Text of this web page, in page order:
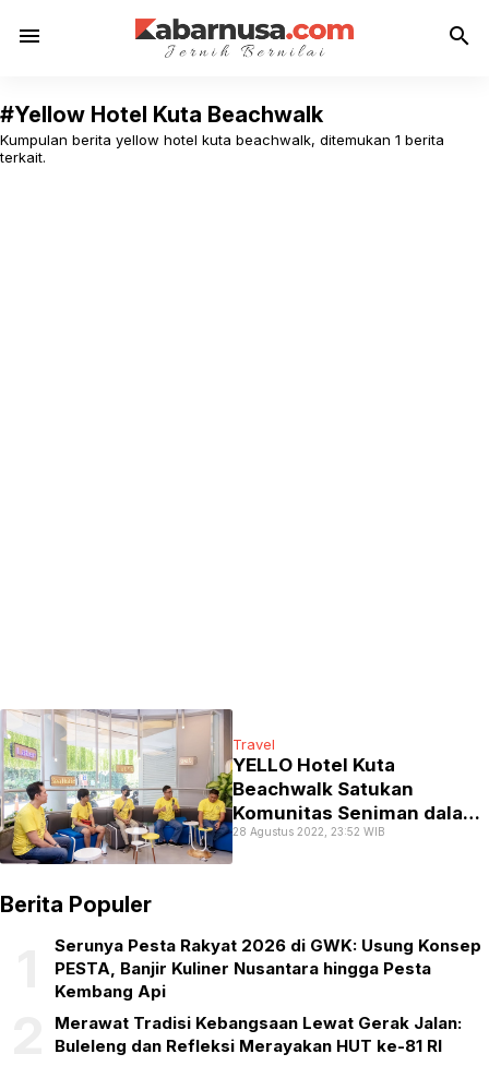
menu search
#Yellow Hotel Kuta Beachwalk
Kumpulan berita yellow hotel kuta beachwalk, ditemukan 1 berita
terkait.
Travel
YELLO Hotel Kuta
Beachwalk Satukan
Komunitas Seniman dalam
Perayaan Seni Jalanan
28 Agustus 2022, 23:52 WIB
Berita Populer
Serunya Pesta Rakyat 2026 di GWK: Usung Konsep
PESTA, Banjir Kuliner Nusantara hingga Pesta
Kembang Api
Merawat Tradisi Kebangsaan Lewat Gerak Jalan:
Buleleng dan Refleksi Merayakan HUT ke-81 RI